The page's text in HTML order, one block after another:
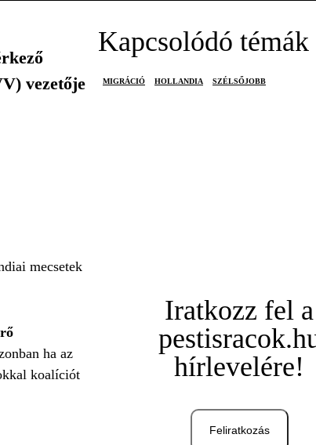
vezetője
mecsetek
ha az
koalíciót
Kapcsolódó témák
MIGRÁCIÓ HOLLANDIA SZÉLSŐJOBB
Iratkozz fel a
hírlevelére!
Feliratkozás